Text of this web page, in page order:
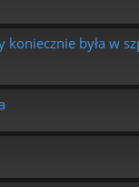
była w